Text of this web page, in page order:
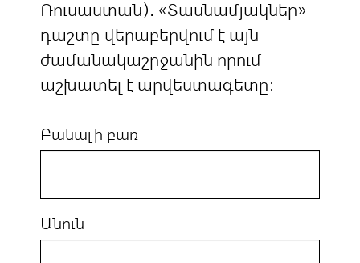
Ռուսաստան). «Տասնամյակներ»
դաշտը վերաբերվում է այն
ժամանակաշրջանին որում
աշխատել է արվեստագետը:
Բանալի բառ
Անուն